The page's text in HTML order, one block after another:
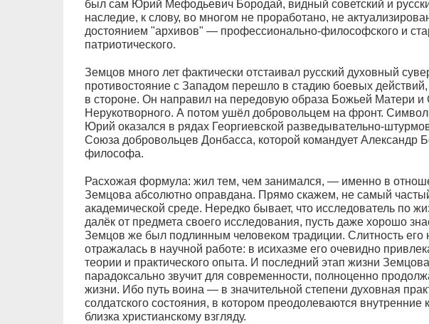
был сам Юрий Мефодьевич Бородай, видный советский и
наследие, к слову, во многом не проработано, не
достоянием "архивов" — профессионально-философского и
патриотического.
Земцов много лет фактически отстаивал русский духовный
противостояние с Западом перешло в стадию боевых действий,
в стороне. Он направил на передовую образа Божьей Матери и
Нерукотворного. А потом ушёл добровольцем на фронт.
Юрий оказался в рядах Георгиевской разведывательно-
Союза добровольцев Донбасса, которой командует Александр
философа.
Расхожая формула: жил тем, чем занимался, — именно в
Земцова абсолютно оправдана. Прямо скажем, не самый
академической среде. Нередко бывает, что исследователь по
далёк от предмета своего исследования, пусть даже хорошо
Земцов же был подлинным человеком традиции. Слитность его
отражалась в научной работе: в исихазме его очевидно
теории и практического опыта. И последний этап жизни
парадоксально звучит для современности, полноценно
жизни. Ибо путь воина — в значительной степени духовная
солдатского состояния, в котором преодолеваются внутренние
близка христианскому взгляду.